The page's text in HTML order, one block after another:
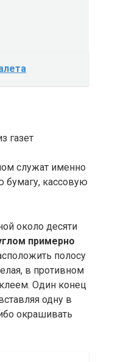
служат именно
бумагу, кассовую
около десяти
примерно
полосу
в противном
клеем. Один конец
одну в
окрашивать